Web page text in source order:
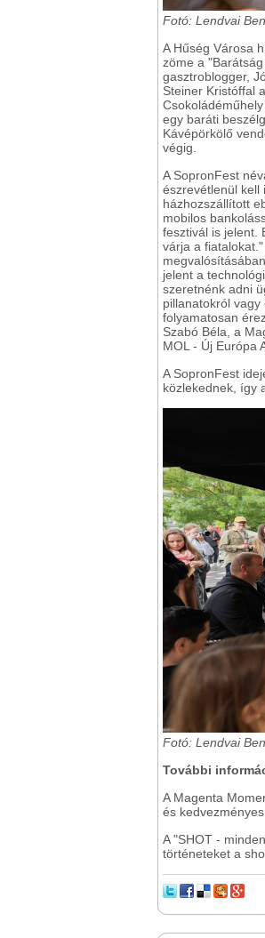
Fotó: Lendvai
A Hűség Városa
zöme a
gasztroblogger,
Steiner Kristóffal
egy baráti
Kávépörkölő
végig.
A SopronFest
észrevétlenül kell
házhozszállított
mobilos
fesztivál is jelent.
várja a
jelent a
szeretnénk adni
pillanatokról
folyamatosan
Szabó Béla, a
MOL - Új Európa
A SopronFest
közlekednek, így
Fotó: Lendvai
További
A Magenta
és
A "SHOT -
történeteket a